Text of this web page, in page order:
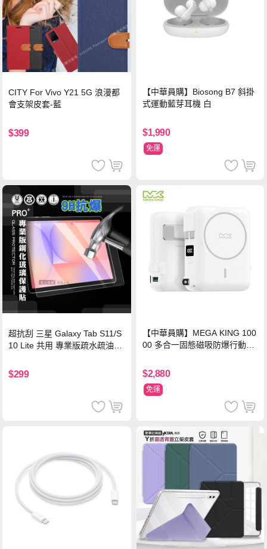
CITY For Vivo Y21 5G 浪漫都
會支架皮套-藍
$399
【中華員購】Biosong B7 斜掛
式運動藍芽耳機 白
$1,990
免運
超抗刮 三星 Galaxy Tab S11/S
10 Lite 共用 專業版疏水疏油9H
$299
【中華員購】MEGA KING 100
00 多合一固態磁吸防爆行動電
$2,880
免運